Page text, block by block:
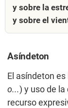
y sobre la
y sobre el
Asíndeton
El asíndeton es
o...) y uso de
recurso